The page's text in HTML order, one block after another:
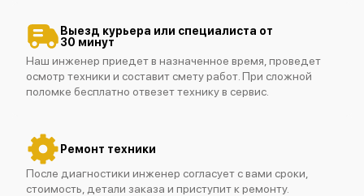
Fluke 190-202
Выезд курьера или специалиста от
30 минут
Наш инженер приедет в назначенное время, проведет
осмотр техники и составит смету работ. При сложной
поломке бесплатно отвезет технику в сервис.
Ремонт техники
После диагностики инженер согласует с вами сроки,
стоимость, детали заказа и приступит к ремонту.